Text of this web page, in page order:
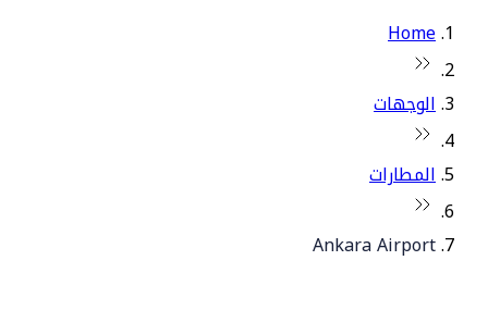
Home
الوجهات
المطارات
Ankara Airport